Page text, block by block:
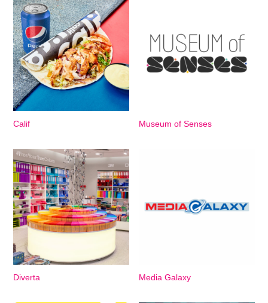
Calif Museum of Senses
Diverta Media Galaxy